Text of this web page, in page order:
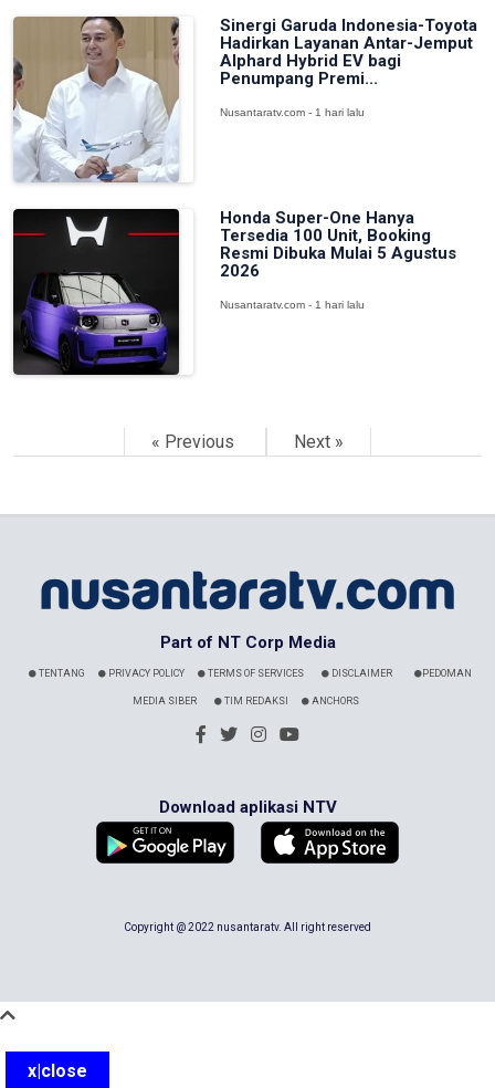
Sinergi Garuda Indonesia-Toyota
Hadirkan Layanan Antar-Jemput
Alphard Hybrid EV bagi
Penumpang Premi...
Nusantaratv.com - 1 hari lalu
Honda Super-One Hanya
Tersedia 100 Unit, Booking
Resmi Dibuka Mulai 5 Agustus
2026
Nusantaratv.com - 1 hari lalu
« Previous Next »
Part of NT Corp Media
TENTANG PRIVACY POLICY TERMS OF SERVICES DISCLAIMER PEDOMAN
MEDIA SIBER TIM REDAKSI ANCHORS
Download aplikasi NTV
Copyright @ 2022 nusantaratv. All right reserved
x|close